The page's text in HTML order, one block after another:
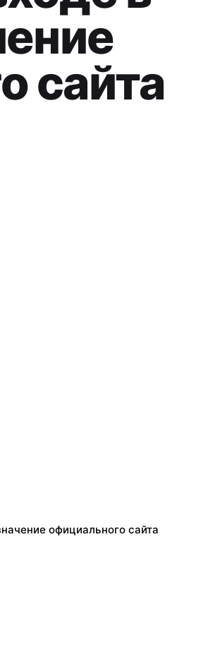
сайта
официального сайта